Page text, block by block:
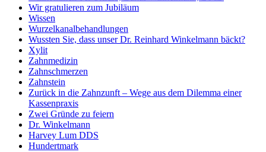
Wir gratulieren zum Jubiläum
Wissen
Wurzelkanalbehandlungen
Wussten Sie, dass unser Dr. Reinhard Winkelmann bäckt?
Xylit
Zahnmedizin
Zahnschmerzen
Zahnstein
Zurück in die Zahnzunft – Wege aus dem Dilemma einer
Kassenpraxis
Zwei Gründe zu feiern
Dr. Winkelmann
Harvey Lum DDS
Hundertmark